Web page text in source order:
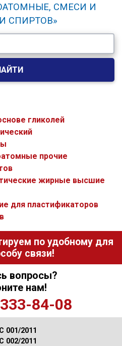
СМЕСИ И
СПИРТОВ»
гликолей
прочие
жирные высшие
для пластификаторов
по удобному для
связи!
вопросы?
нам!
84-08
001/2011
002/2011